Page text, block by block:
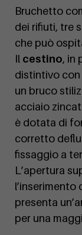
Bruchetto
dei rifiuti, tre
che può
Il cestino, in
distintivo con
un bruco
acciaio
è dotata di
corretto
fissaggio a
L’apertura
presenta
per una